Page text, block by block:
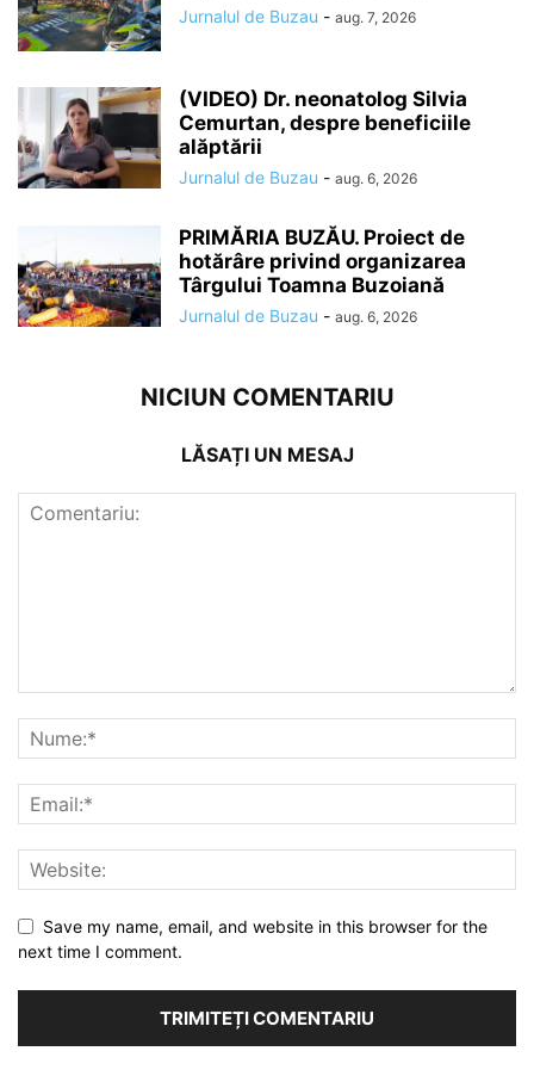
Jurnalul de Buzau - aug. 7, 2026
(VIDEO) Dr. neonatolog Silvia
Cemurtan, despre beneficiile
alăptării
Jurnalul de Buzau - aug. 6, 2026
PRIMĂRIA BUZĂU. Proiect de
hotărâre privind organizarea
Târgului Toamna Buzoiană
Jurnalul de Buzau - aug. 6, 2026
NICIUN COMENTARIU
LĂSAȚI UN MESAJ
Save my name, email, and website in this browser for the
next time I comment.